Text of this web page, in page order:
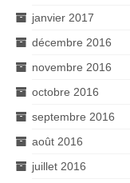
janvier 2017
décembre 2016
novembre 2016
octobre 2016
septembre 2016
août 2016
juillet 2016